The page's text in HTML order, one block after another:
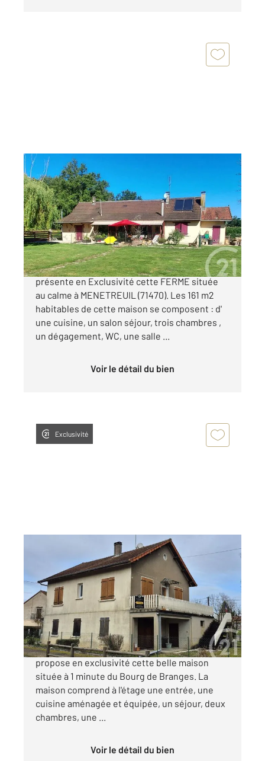
MENETREUIL 71
161,70 m2, 6 pièces
Ref : 1792
Maison à vendre
119 000 €
L' agence Century21 Cœur de Bresse vous
présente en Exclusivité cette FERME située
au calme à MENETREUIL (71470). Les 161 m2
habitables de cette maison se composent : d'
une cuisine, un salon séjour, trois chambres ,
un dégagement, WC, une salle ...
Voir le détail du bien
Exclusivité
, 7 pièces
Ref : 2353
Maison à vendre
149 000 €
Votre agence Century 21 Cœur de Bresse vous
propose en exclusivité cette belle maison
située à 1 minute du Bourg de Branges. La
maison comprend à l'étage une entrée, une
cuisine aménagée et équipée, un séjour, deux
chambres, une ...
Voir le détail du bien